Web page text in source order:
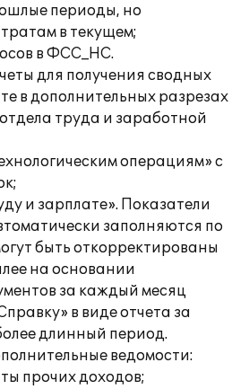
периоды, но
в текущем;
в ФСС_НС.
для получения сводных
в дополнительных разрезах
труда и заработной
операциям» с
и зарплате». Показатели
заполняются по
быть откорректированы
на основании
за каждый месяц
в виде отчета за
длинный период.
ведомости:
прочих доходов;